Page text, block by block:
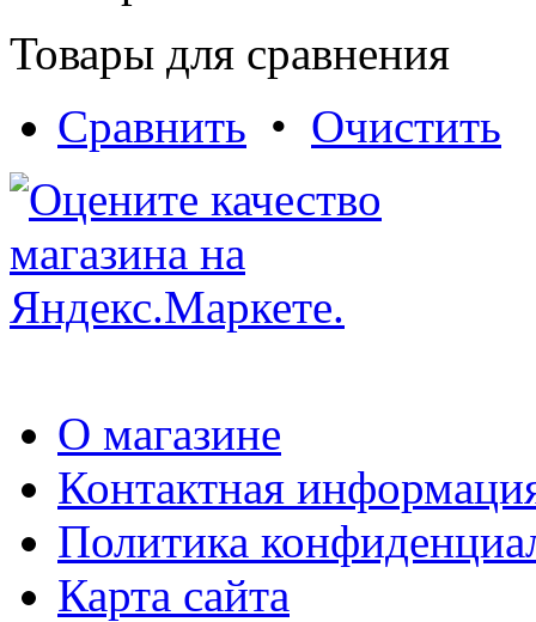
Товары для сравнения
Сравнить • Очистить
О магазине
Контактная
Политика
Карта сайта